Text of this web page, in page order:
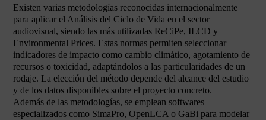
Existen varias metodologías reconocidas internacionalmente
para aplicar el Análisis del Ciclo de Vida en el sector
audiovisual, siendo las más utilizadas ReCiPe, ILCD y
Environmental Prices. Estas normas permiten seleccionar
indicadores de impacto como cambio climático, agotamiento de
recursos o toxicidad, adaptándolos a las particularidades de un
rodaje. La elección del método depende del alcance del estudio
y de los datos disponibles sobre el proyecto concreto.
Además de las metodologías, se emplean softwares
especializados como SimaPro, OpenLCA o GaBi para modelar